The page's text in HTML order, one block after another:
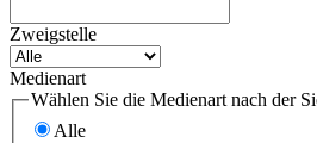
Zweigstelle
Medienart
Wählen Sie die Medienart nach der
Alle